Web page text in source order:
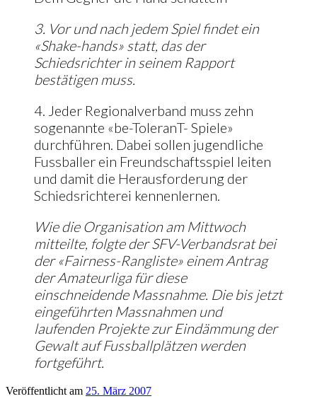
3. Vor und nach jedem Spiel findet ein
«Shake-hands» statt, das der
Schiedsrichter in seinem Rapport
bestätigen muss.
4. Jeder Regionalverband muss zehn
sogenannte «be-ToleranT- Spiele»
durchführen. Dabei sollen jugendliche
Fussballer ein Freundschaftsspiel leiten
und damit die Herausforderung der
Schiedsrichterei kennenlernen.
Wie die Organisation am Mittwoch
mitteilte, folgte der SFV-Verbandsrat bei
der «Fairness-Rangliste» einem Antrag
der Amateurliga für diese
einschneidende Massnahme. Die bis jetzt
eingeführten Massnahmen und
laufenden Projekte zur Eindämmung der
Gewalt auf Fussballplätzen werden
fortgeführt.
Veröffentlicht am 25. März 2007